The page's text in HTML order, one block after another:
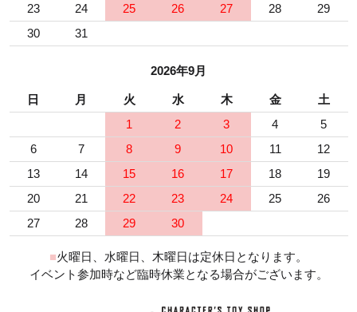
23
24 25 26 27 28
29
30
31
2026年9月
日 月 火 水 木 金
土
1
2 3 4
5
6
7 8 9 10 11
12
13
14 15 16 17 18
19
20
21 22 23 24 25
26
27
28 29 30
■火曜日、水曜日、木曜日は定休日となります。
イベント参加時など臨時休業となる場合がございます。